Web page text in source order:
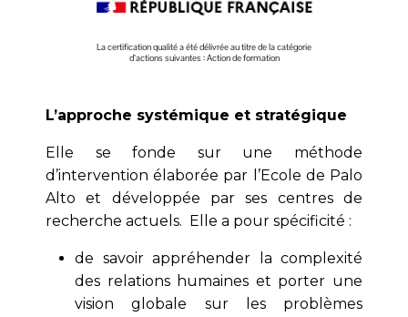
La certification qualité a été délivrée au titre de la catégorie
d’actions suivantes : Action de formation
L’approche systémique et stratégique
Elle se fonde sur une méthode
d’intervention élaborée par l’Ecole de Palo
Alto et développée par ses centres de
recherche actuels. Elle a pour spécificité :
de savoir appréhender la complexité
des relations humaines et porter une
vision globale sur les problèmes